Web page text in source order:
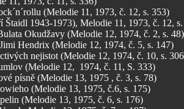
(Melodie 11, 1973, č. 12, s. 353)
Štaidl 1943-1973), Melodie 11, 1973, č. 12,
Okudžavy (Melodie 12, 1974, č. 2, s. 48)
Hendrix (Melodie 12, 1974, č. 5, s. 147)
nejistot (Melodie 12, 1974, č. 10, s.
(Melodie 12, 1974, č. 11, S. 333)
písně (Melodie 13, 1975 , č. 3, s. 78)
(Melodie 13, 1975, č.6, s. 175)
(Melodie 13, 1975, č. 6, s. 176)